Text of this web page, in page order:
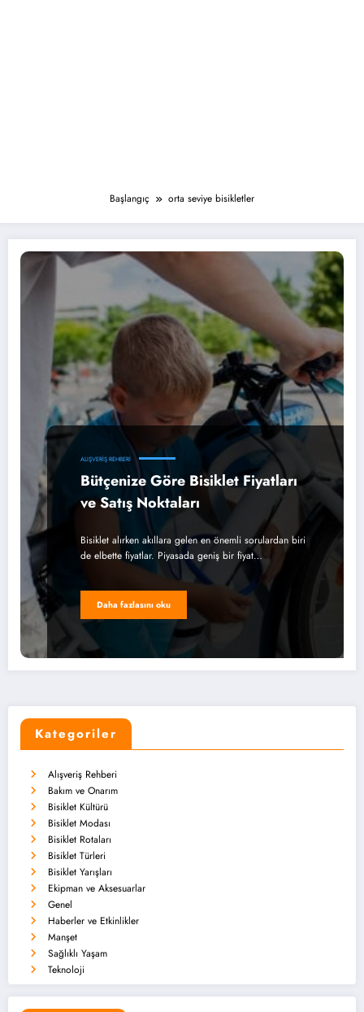
Başlangıç orta seviye bisikletler
ALIŞVERIŞ REHBERI
Bütçenize Göre Bisiklet Fiyatları
ve Satış Noktaları
Bisiklet alırken akıllara gelen en önemli sorulardan biri
de elbette fiyatlar. Piyasada geniş bir fiyat…
Daha fazlasını oku
Kategoriler
Alışveriş Rehberi
Bakım ve Onarım
Bisiklet Kültürü
Bisiklet Modası
Bisiklet Rotaları
Bisiklet Türleri
Bisiklet Yarışları
Ekipman ve Aksesuarlar
Genel
Haberler ve Etkinlikler
Manşet
Sağlıklı Yaşam
Teknoloji